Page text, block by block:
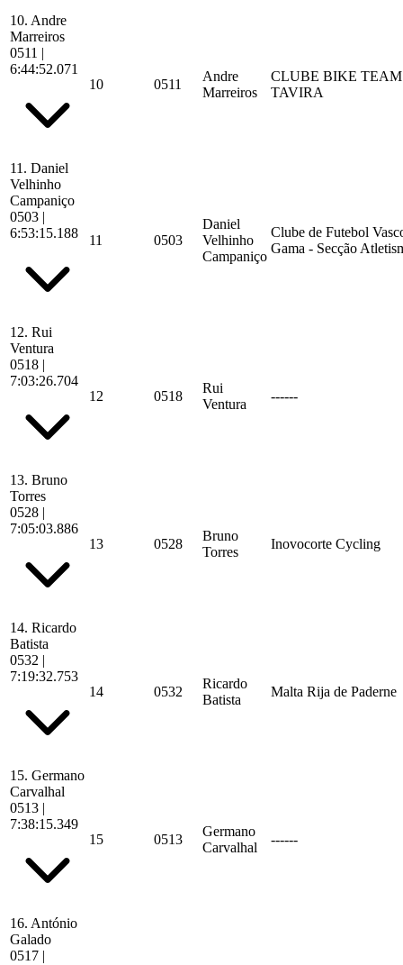
10. Andre
Marreiros
0511 |
6:44:52.071
10
0511
Andre
Marreiros
CLUBE BIKE TEAM
TAVIRA
11. Daniel
Velhinho
Campaniço
0503 |
6:53:15.188
11 0503
Daniel
Velhinho
Campaniço
Clube de Futebol
Gama - Secção
12. Rui
Ventura
0518 |
7:03:26.704
12
0518
Rui
Ventura
------
13. Bruno
Torres
0528 |
7:05:03.886
13
0528
Bruno
Torres
Inovocorte Cycling
14. Ricardo
Batista
0532 |
7:19:32.753
14
0532
Ricardo
Batista
Malta Rija de Paderne
15. Germano
Carvalhal
0513 |
7:38:15.349
15
0513
Germano
Carvalhal
------
16. António
Galado
0517 |